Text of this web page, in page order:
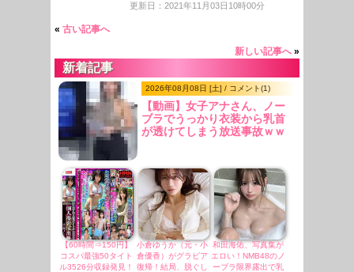
更新日：2021年11月03日10時00分
« 古い記事へ
新しい記事へ»
新着記事
2026年08月08日 [土] / コメント(1)
【動画】女子アナさん、ノー
ブラでうっかり衣装から乳首
が透けてしまう放送事故ｗｗ
【60時間⇒150円】
コスパ最強50タイト
ル3526分収録発見！
小倉ゆうか（元・小
倉優香）がグラビア
復帰！結局、脱ぐし
和田海佑、写真集が
エロい！NMB48のノ
ーブラ限界露出で乳